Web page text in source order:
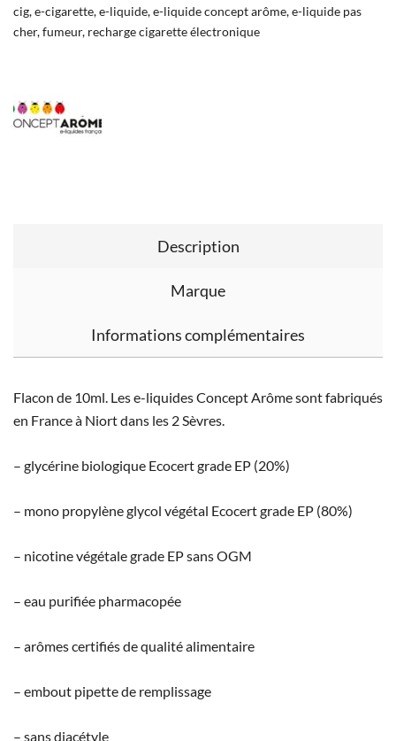
cig,e-cigarette,e-liquide,e-liquide concept arôme,e-liquide pas
cher,fumeur, recharge cigarette électronique
Description
Marque
Informations complémentaires
Flacon de 10ml. Les e-liquides Concept Arôme sont fabriqués
en France à Niort dans les 2 Sèvres.
– glycérine biologique Ecocert grade EP (20%)
– mono propylène glycol végétal Ecocert grade EP (80%)
– nicotine végétale grade EP sans OGM
– eau purifiée pharmacopée
– arômes certifiés de qualité alimentaire
– embout pipette de remplissage
– sans diacétyle